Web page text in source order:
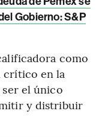
Gobierno: S&P
como
crítico en la
el único
y distribuir